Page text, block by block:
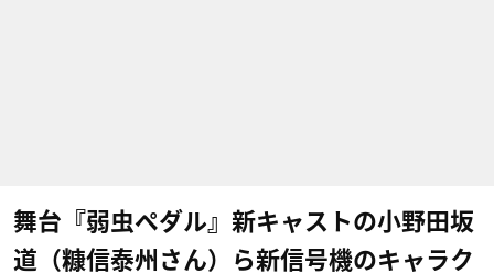
舞台『弱虫ペダル』新キャストの小野田坂
道（糠信泰州さん）ら新信号機のキャラク